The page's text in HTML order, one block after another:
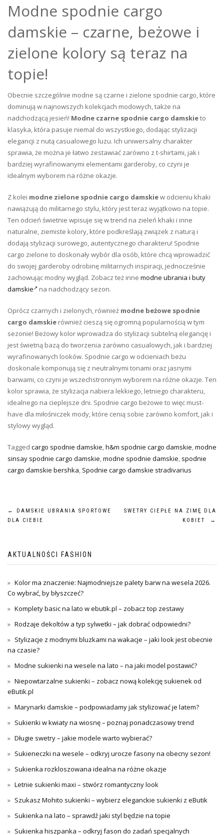
Modne spodnie cargo
damskie – czarne, beżowe i
zielone kolory są teraz na
topie!
Obecnie szczególnie modne są czarne i zielone spodnie cargo, które
dominują w najnowszych kolekcjach modowych, także na
nadchodzącą jesień! Modne czarne spodnie cargo damskieto
klasyka, która pasuje niemal do wszystkiego, dodając stylizacji
elegancji z nutą casualowego luzu. Ich uniwersalny charakter
sprawia, że można je łatwo zestawiać zarówno z t-shirtami, jak i
bardziej wyrafinowanymi elementami garderoby, co czyni je
idealnym wyborem na różne okazje.
Z kolei modne zielone spodnie cargo damskiew odcieniu khaki
nawiązują do militarnego stylu, który jest teraz wyjątkowo na topie.
Ten odcień świetnie wpisuje się w trend na zieleń khaki i inne
naturalne, ziemiste kolory, które podkreślają związek z naturą i
dodają stylizacji surowego, autentycznego charakteru! Spodnie
cargo zielone to doskonały wybór dla osób, które chcą wprowadzić
do swojej garderoby odrobinę militarnych inspiracji, jednocześnie
zachowując modny wygląd. Zobacz też inne modne ubrania i buty
damskie
na nadchodzący sezon.
Oprócz czarnych i zielonych, również modne beżowe spodnie
cargo damskie również cieszą się ogromną popularnością w tym
sezonie! Beżowy kolor wprowadza do stylizacji subtelną elegancję i
jest świetną bazą do tworzenia zarówno casualowych, jak i bardziej
wyrafinowanych looków. Spodnie cargo w odcieniach beżu
doskonale komponują się z neutralnymi tonami oraz jasnymi
barwami, co czyni je wszechstronnym wyborem na różne okazje. Ten
kolor sprawia, że stylizacja nabiera lekkiego, letniego charakteru,
idealnego na cieplejsze dni. Spodnie cargo beżowe to więc must-
have dla miłośniczek mody, które cenią sobie zarówno komfort, jak i
stylowy wygląd.
Tagged cargo spodnie damskie,h&m spodnie cargo damskie,modne
sinsay spodnie cargo damskie,modne spodnie damskie, spodnie
cargo damskie bershka, Spodnie cargo damskie stradivarius
Nawigacja
←
DAMSKIE UBRANIA SPORTOWE
DLA CIEBIE
SWETRY CIEPŁE NA ZIMĘ DLA
KOBIET
→
AKTUALNOŚCI FASHION
Kolor ma znaczenie: Najmodniejsze palety barw na wesela 2026.
Co wybrać, by błyszczeć?
Komplety basic na lato w ebutik.pl – zobacz top zestawy
Rodzaje dekoltów a typ sylwetki – jak dobrać odpowiedni?
Stylizacje z modnymi bluzkami na wakacje – jaki look jest obecnie
na czasie?
Modne sukienki na wesele na lato – na jaki model postawić?
Niepowtarzalne sukienki – zobacz nową kolekcję sukienek od
eButik.pl
Marynarki damskie – podpowiadamy jak stylizować je latem?
Sukienki w kwiaty na wiosnę – poznaj ponadczasowy trend
Długie swetry – jakie modele warto wybierać?
Sukieneczki na wesele – odkryj urocze fasony na obecny sezon!
Sukienka rozkloszowana idealna na różne okazje
Letnie sukienki maxi – stwórz romantyczny look
Szukasz Mohito sukienki – wybierz eleganckie sukienki z eButik
Sukienka na lato – sprawdź jaki styl będzie na topie
Sukienka hiszpanka – odkryj fason do zadań specjalnych